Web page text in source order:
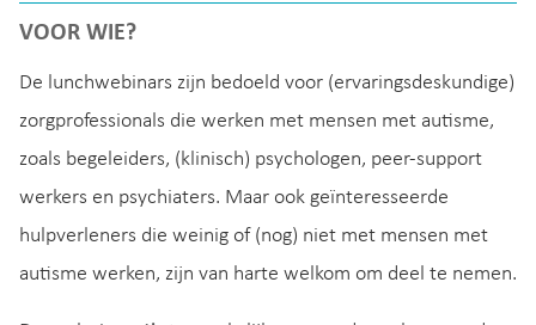
VOOR WIE?
De lunchwebinars zijn bedoeld voor (ervaringsdeskundige)
zorgprofessionals die werken met mensen met autisme,
zoals begeleiders, (klinisch) psychologen, peer-support
werkers en psychiaters. Maar ook geïnteresseerde
hulpverleners die weinig of (nog) niet met mensen met
autisme werken, zijn van harte welkom om deel te nemen.